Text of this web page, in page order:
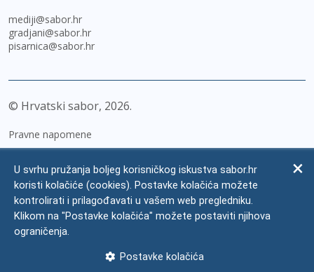
mediji@sabor.hr
gradjani@sabor.hr
pisarnica@sabor.hr
© Hrvatski sabor, 2026
Pravne napomene
Zaštita osobnih podataka
Impressum
Česta pitanja
U svrhu pružanja boljeg korisničkog iskustva sabor.hr
koristi kolačiće (cookies). Postavke kolačića možete
kontrolirati i prilagođavati u vašem web pregledniku.
Klikom na "Postavke kolačića" možete postaviti njihova
ograničenja.
Postavke kolačića